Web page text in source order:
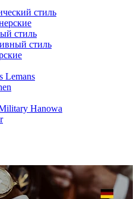
стиль
стиль
стиль
Lemans
Hanowa